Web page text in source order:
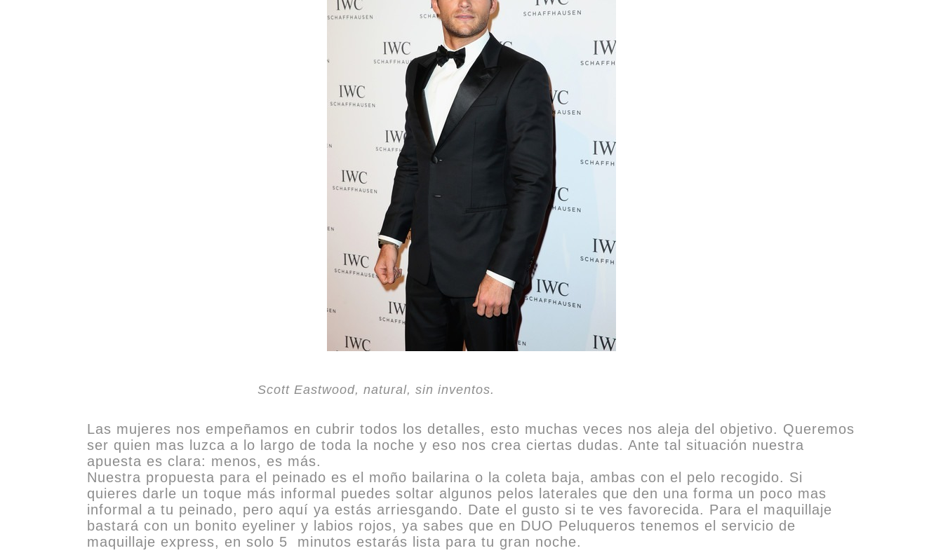
Scott Eastwood, natural, sin inventos.
Las mujeres nos empeñamos en cubrir todos los detalles, esto muchas veces nos aleja del objetivo. Queremos
ser quien mas luzca a lo largo de toda la noche y eso nos crea ciertas dudas. Ante tal situación nuestra
apuesta es clara: menos, es más.
Nuestra propuesta para el peinado es el moño bailarina o la coleta baja, ambas con el pelo recogido. Si
quieres darle un toque más informal puedes soltar algunos pelos laterales que den una forma un poco mas
informal a tu peinado, pero aquí ya estás arriesgando. Date el gusto si te ves favorecida. Para el maquillaje
bastará con un bonito eyeliner y labios rojos, ya sabes que en DUO Peluqueros tenemos el servicio de
maquillaje express, en solo 5 minutos estarás lista para tu gran noche.